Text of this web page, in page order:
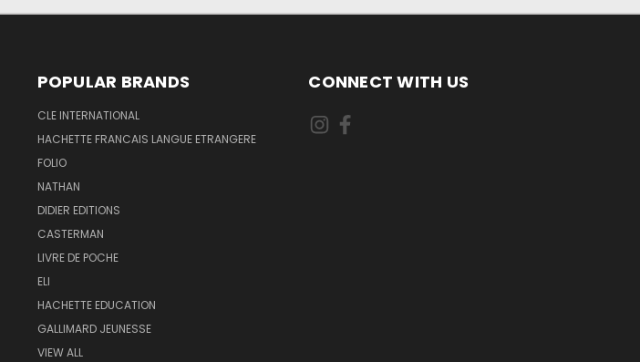
POPULAR BRANDS
CLE INTERNATIONAL
HACHETTE FRANCAIS LANGUE ETRANGERE
FOLIO
NATHAN
DIDIER EDITIONS
CASTERMAN
LIVRE DE POCHE
ELI
HACHETTE EDUCATION
GALLIMARD JEUNESSE
VIEW ALL
CONNECT WITH US